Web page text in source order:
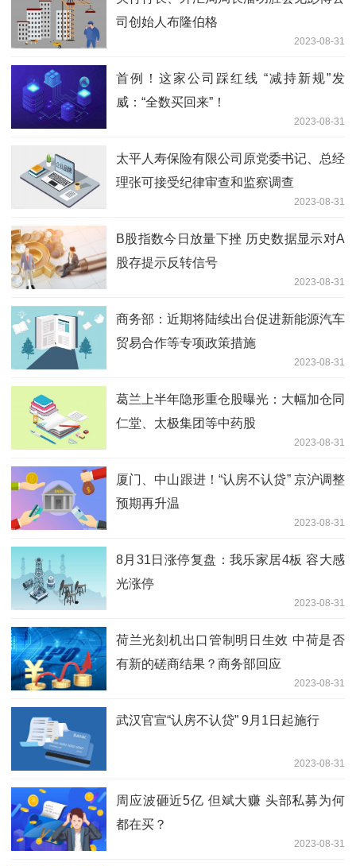
司创始人布隆伯格
2023-08-31
首例！这家公司踩红线 “减持新规”发
威：“全数买回来”！
2023-08-31
太平人寿保险有限公司原党委书记、总经
理张可接受纪律审查和监察调查
2023-08-31
B股指数今日放量下挫 历史数据显示对A
股存提示反转信号
2023-08-31
商务部：近期将陆续出台促进新能源汽车
贸易合作等专项政策措施
2023-08-31
葛兰上半年隐形重仓股曝光：大幅加仓同
仁堂、太极集团等中药股
2023-08-31
厦门、中山跟进！“认房不认贷” 京沪调整
预期再升温
2023-08-31
8月31日涨停复盘：我乐家居4板 容大感
光涨停
2023-08-31
荷兰光刻机出口管制明日生效 中荷是否
有新的磋商结果？商务部回应
2023-08-31
武汉官宣“认房不认贷” 9月1日起施行
2023-08-31
周应波砸近5亿 但斌大赚 头部私募为何
都在买？
2023-08-31